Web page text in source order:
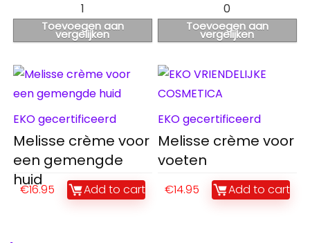
1
Toevoegen aan
vergelijken
EKO gecertificeerd
Melisse crème voor
een gemengde
huid
€16.95 Add to cart
0
Toevoegen aan
vergelijken
EKO gecertificeerd
Melisse crème voor
voeten
€14.95 Add to cart